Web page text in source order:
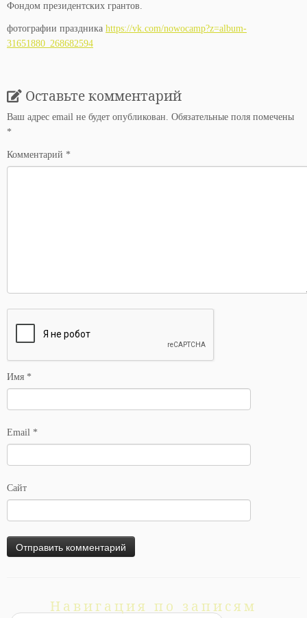
Фондом президентских грантов.
фотографии праздника https://vk.com/nowocamp?z=album-
31651880_268682594
Оставьте комментарий
Ваш адрес email не будет опубликован. Обязательные поля помечены
*
Комментарий *
Имя *
Email *
Сайт
Навигация по записям